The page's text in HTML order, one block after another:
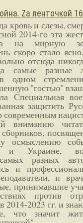
Zа ленточкой
кровь и слезы,
2014-го эта
на мирную
скоро стало
отсюда
самые разные
в одном
"гостью"
Специальная
защитить
современным
вниманию
осмыслению
и Украине,
разных
и
и
принимавшие
против
2014-2023 гг. и
что значит